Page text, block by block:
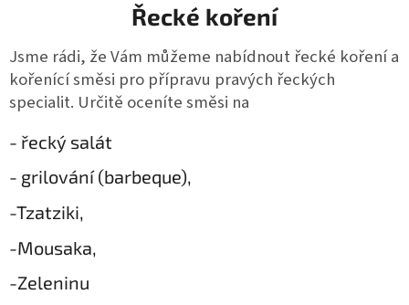
a
c
p
r
v
v
á
í
Řecké koření
Jsme rádi, že Vám můžeme nabídnout řecké koření a
kořenící směsi pro přípravu pravých řeckých
specialit. Určitě oceníte směsi na
- řecký salát
- grilování (barbeque),
-Tzatziki,
-Mousaka,
-Zeleninu